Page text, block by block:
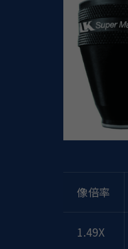
像倍率
1.49X